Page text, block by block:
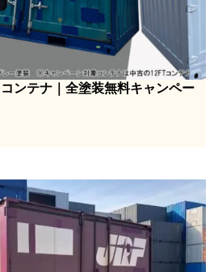
コンテナ｜全塗装無料キャンペー